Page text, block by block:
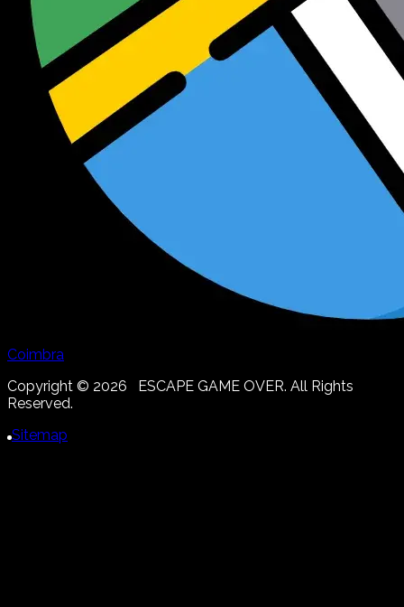
Coimbra
Copyright © 2026 ESCAPE GAME OVER. All Rights
Reserved.
Sitemap